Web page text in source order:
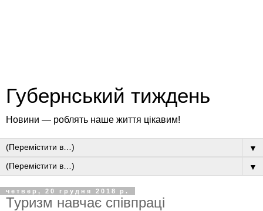
Губернський тиждень
Новини — роблять наше життя цікавим!
▼
▼
четвер, 20 грудня 2018 р.
Туризм навчає співпраці